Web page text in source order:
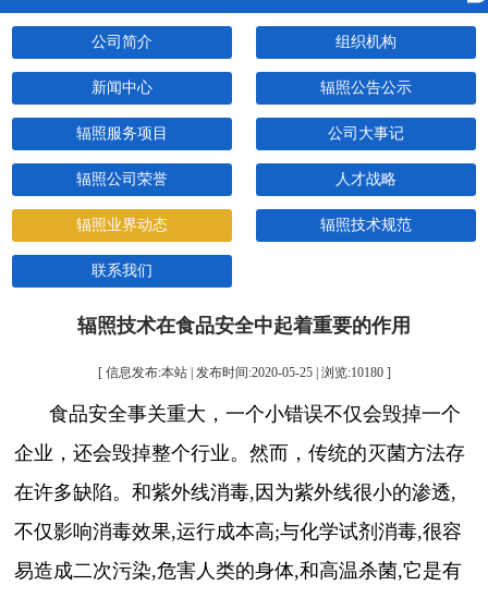
公司简介 组织机构
新闻中心 辐照公告公示
辐照服务项目 公司大事记
辐照公司荣誉 人才战略
辐照业界动态 辐照技术规范
联系我们
辐照技术在食品安全中起着重要的作用
[ 信息发布:本站 | 发布时间:2020-05-25 | 浏览:10180]
食品安全事关重大，一个小错误不仅会毁掉一个
企业，还会毁掉整个行业。然而，传统的灭菌方法存
在许多缺陷。和紫外线消毒,因为紫外线很小的渗透,
不仅影响消毒效果,运行成本高;与化学试剂消毒,很容
易造成二次污染,危害人类的身体,和高温杀菌,它是有